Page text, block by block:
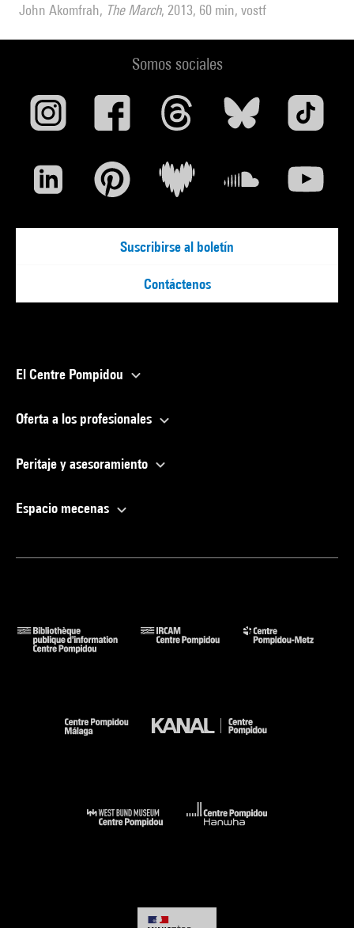
John Akomfrah, The March, 2013, 60 min, vostf
Somos sociales
Suscribirse al boletín
Contáctenos
El Centre Pompidou
Oferta a los profesionales
Peritaje y asesoramiento
Espacio mecenas